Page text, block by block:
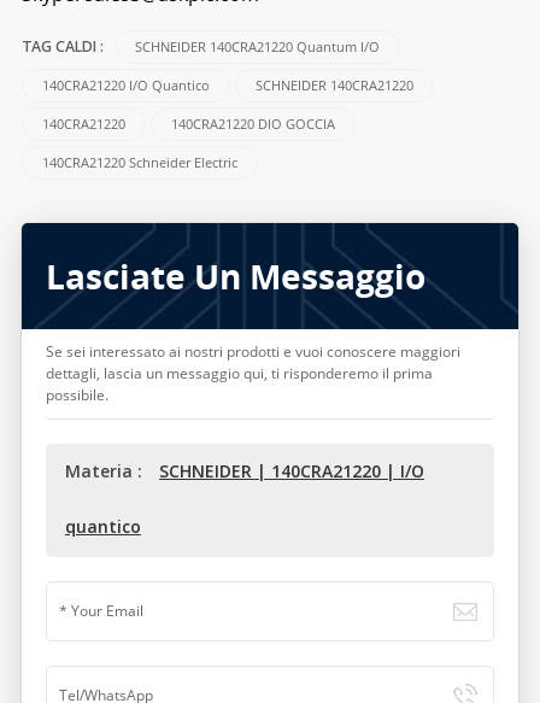
TAG CALDI : SCHNEIDER 140CRA21220 Quantum I/O
140CRA21220 I/O Quantico SCHNEIDER 140CRA21220
140CRA21220 140CRA21220 DIO GOCCIA
140CRA21220 Schneider Electric
Lasciate Un Messaggio
Se sei interessato ai nostri prodotti e vuoi conoscere maggiori
dettagli, lascia un messaggio qui, ti risponderemo il prima
possibile.
Materia : SCHNEIDER | 140CRA21220 | I/O
quantico